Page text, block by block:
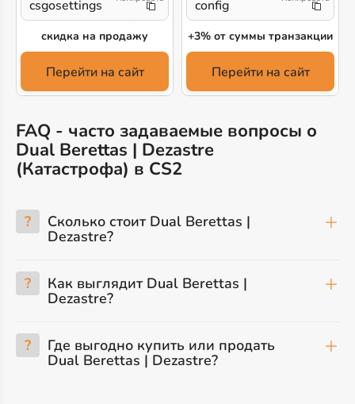
csgosettings
скидка на продажу
Перейти на сайт
config
+3% от суммы транзакции
Перейти на сайт
FAQ - часто задаваемые вопросы о
Dual Berettas | Dezastre
(Катастрофа) в CS2
? Сколько стоит Dual Berettas |
Dezastre?
? Как выглядит Dual Berettas |
Dezastre?
? Где выгодно купить или продать
Dual Berettas | Dezastre?